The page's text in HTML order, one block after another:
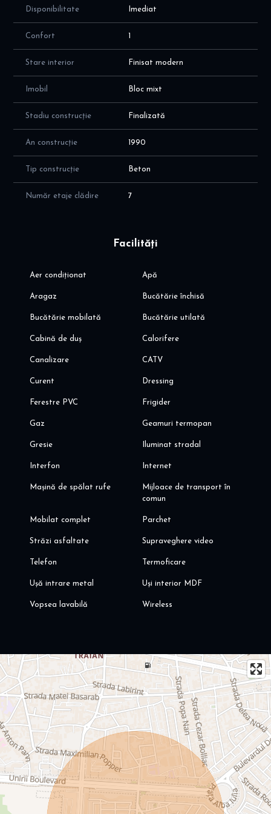
Disponibilitate Imediat
Confort 1
Stare interior Finisat modern
Imobil Bloc mixt
Stadiu construcție Finalizată
An construcție 1990
Tip construcție Beton
Număr etaje clădire 7
Facilități
Aer condiționat Apă
Aragaz Bucătărie închisă
Bucătărie mobilată Bucătărie utilată
Cabină de duș Calorifere
Canalizare CATV
Curent Dressing
Ferestre PVC Frigider
Gaz Geamuri termopan
Gresie Iluminat stradal
Interfon Internet
Mașină de spălat rufe
Mijloace de transport în
comun
Mobilat complet Parchet
Străzi asfaltate Supraveghere video
Telefon Termoficare
Ușă intrare metal Uși interior MDF
Vopsea lavabilă Wireless